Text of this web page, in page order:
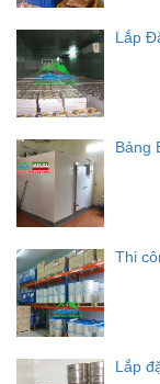
Lắp
Bảng
Thi
Lắp